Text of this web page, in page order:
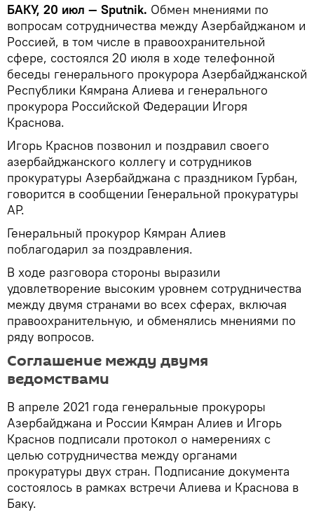
БАКУ, 20 июл — Sputnik. Обмен мнениями по
вопросам сотрудничества между Азербайджаном и
Россией, в том числе в правоохранительной
сфере, состоялся 20 июля в ходе телефонной
беседы генерального прокурора Азербайджанской
Республики Кямрана Алиева и генерального
прокурора Российской Федерации Игоря
Краснова.
Игорь Краснов позвонил и поздравил своего
азербайджанского коллегу и сотрудников
прокуратуры Азербайджана с праздником Гурбан,
говорится в сообщении Генеральной прокуратуры
АР.
Генеральный прокурор Кямран Алиев
поблагодарил за поздравления.
В ходе разговора стороны выразили
удовлетворение высоким уровнем сотрудничества
между двумя странами во всех сферах, включая
правоохранительную, и обменялись мнениями по
ряду вопросов.
Соглашение между двумя
ведомствами
В апреле 2021 года генеральные прокуроры
Азербайджана и России Кямран Алиев и Игорь
Краснов подписали протокол о намерениях с
целью сотрудничества между органами
прокуратуры двух стран. Подписание документа
состоялось в рамках встречи Алиева и Краснова в
Баку.